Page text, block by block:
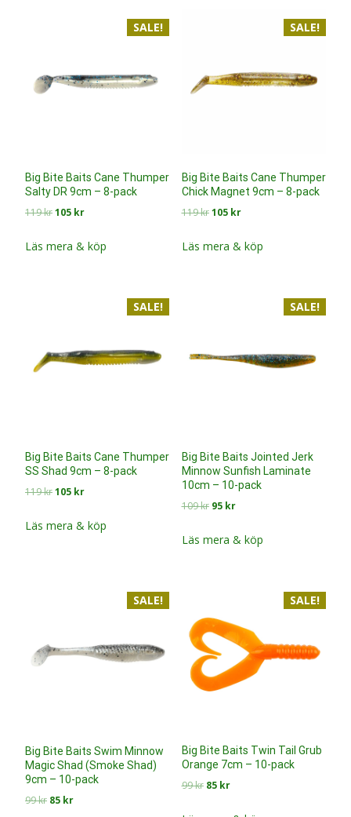
senaste
SALE!
Big Bite Baits Cane Thumper
Salty DR 9cm – 8-pack
119krDet
priset
105 krDet
priset
Läs mera & köp
SALE!
Big Bite Baits Cane Thumper
Chick Magnet 9cm – 8-pack
119krDet
priset
105 krDet
priset
Läs mera & köp
SALE!
Big Bite Baits Cane Thumper
SS Shad 9cm – 8-pack
119krDet
priset
105 krDet
priset
Läs mera & köp
SALE!
Big Bite Baits Jointed Jerk
Minnow Sunfish Laminate
10cm – 10-pack
109kr Det
priset
95 krDet
priset
Läs mera & köp
SALE!
Big Bite Baits Swim Minnow
Magic Shad (Smoke Shad)
9cm – 10-pack
99kr Det
85 krDet
SALE!
Big Bite Baits Twin Tail Grub
Orange 7cm – 10-pack
99kr Det
85 krDet